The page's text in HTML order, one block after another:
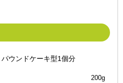
ウンドケーキ型1個分
200g